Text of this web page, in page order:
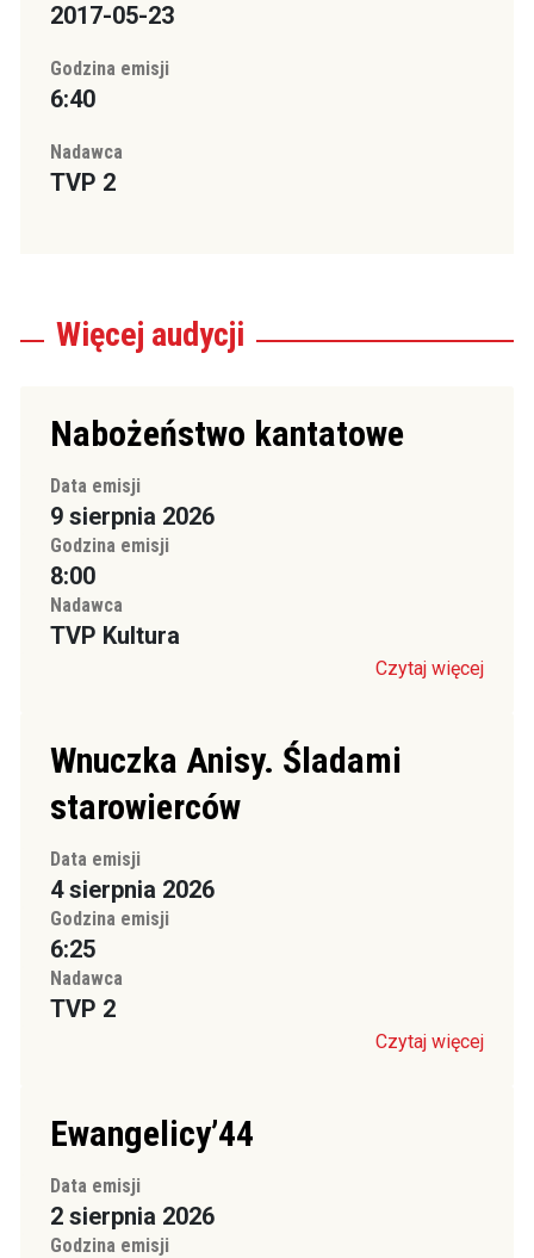
2017-05-23
Godzina emisji
6:40
Nadawca
TVP 2
Więcej audycji
Nabożeństwo kantatowe
Data emisji
9 sierpnia 2026
Godzina emisji
8:00
Nadawca
TVP Kultura
Czytaj więcej
Wnuczka Anisy. Śladami
starowierców
Data emisji
4 sierpnia 2026
Godzina emisji
6:25
Nadawca
TVP 2
Czytaj więcej
Ewangelicy’44
Data emisji
2 sierpnia 2026
Godzina emisji